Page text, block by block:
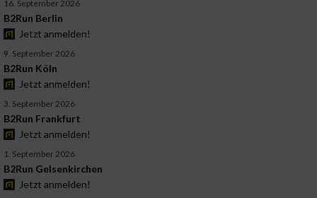
16. September 2026
B2Run Berlin
Jetzt anmelden!
9. September 2026
B2Run Köln
Jetzt anmelden!
3. September 2026
B2Run Frankfurt
Jetzt anmelden!
1. September 2026
B2Run Gelsenkirchen
Jetzt anmelden!